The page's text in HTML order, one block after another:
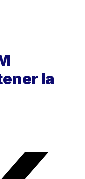
la